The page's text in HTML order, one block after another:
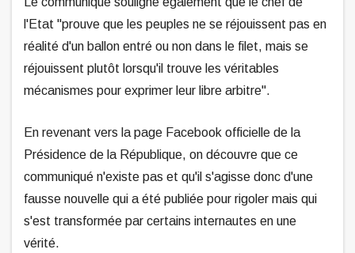
l'Etat "prouve que les peuples ne se réjouissent pas en
réalité d'un ballon entré ou non dans le filet, mais se
réjouissent plutôt lorsqu'il trouve les véritables
mécanismes pour exprimer leur libre arbitre".
En revenant vers la page Facebook officielle de la
Présidence de la République, on découvre que ce
communiqué n'existe pas et qu'il s'agisse donc d'une
fausse nouvelle qui a été publiée pour rigoler mais qui
s'est transformée par certains internautes en une
vérité.